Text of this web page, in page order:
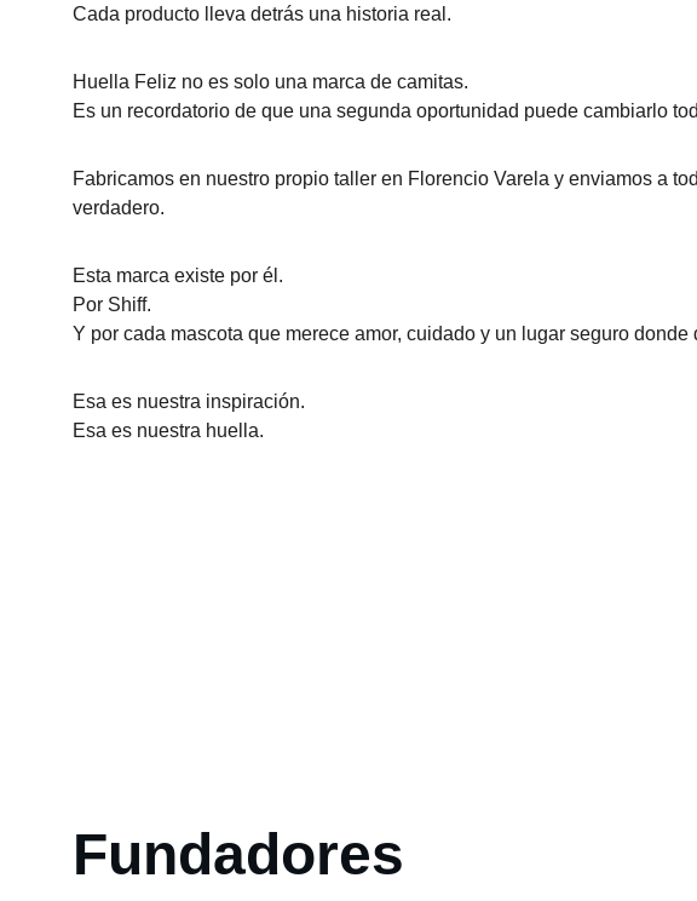
Cada producto lleva detrás una historia real.
Huella Feliz no es solo una marca de camitas.
Es un recordatorio de que una segunda oportunidad puede cambiarlo
Fabricamos en nuestro propio taller en Florencio Varela y enviamos a
verdadero.
Esta marca existe por él.
Por Shiff.
Y por cada mascota que merece amor, cuidado y un lugar seguro donde
Esa es nuestra inspiración.
Esa es nuestra huella.
Fundadores